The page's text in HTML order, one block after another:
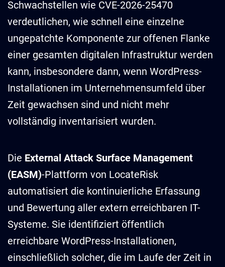
Schwachstellen wie CVE-2026-25470
verdeutlichen, wie schnell eine einzelne
ungepatchte Komponente zur offenen Flanke
einer gesamten digitalen Infrastruktur werden
kann, insbesondere dann, wenn WordPress-
Installationen im Unternehmensumfeld über
Zeit gewachsen sind und nicht mehr
vollständig inventarisiert wurden.
Die External Attack Surface Management
(EASM)-Plattform von LocateRisk
automatisiert die kontinuierliche Erfassung
und Bewertung aller extern erreichbaren IT-
Systeme. Sie identifiziert öffentlich
erreichbare WordPress-Installationen,
einschließlich solcher, die im Laufe der Zeit in